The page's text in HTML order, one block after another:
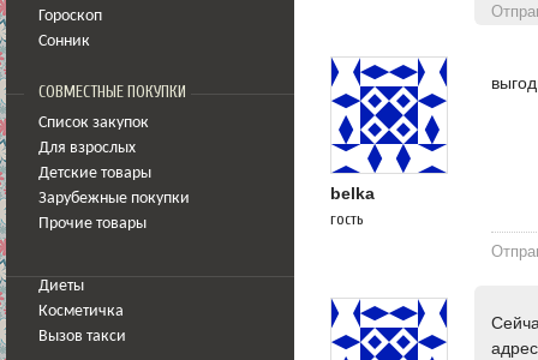
Гороскоп
Сонник
СОВМЕСТНЫЕ ПОКУПКИ
Список закупок
Для взрослых
Детские товары
Зарубежные покупки
Прочие товары
Диеты
Косметичка
Вызов такси
belka
гость